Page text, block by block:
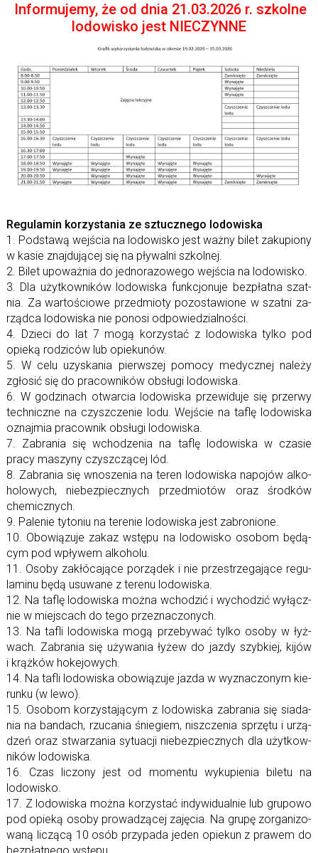
Informujemy, że od dnia 21.03.2026 r. szkolne
lodowisko jest NIECZYNNE
Regulamin ko­rzy­sta­nia ze sztucz­nego lodowiska
1. Podstawą wej­ścia na lo­do­wi­sko jest ważny bi­let za­ku­piony
w ka­sie znaj­du­ją­cej się na pły­walni szkolnej.
2. Bilet upo­waż­nia do jed­no­ra­zo­wego wej­ścia na lodowisko.
3. Dla użyt­kow­ni­ków lo­do­wi­ska funk­cjo­nuje bez­płatna szat­
nia. Za war­to­ściowe przed­mioty po­zo­sta­wione w szatni za­
rządca lo­do­wi­ska nie po­nosi odpowiedzialności.
4. Dzieci do lat 7 mogą ko­rzy­stać z lo­do­wi­ska tylko pod
opieką ro­dzi­ców lub opiekunów.
5. W celu uzy­ska­nia pierw­szej po­mocy me­dycz­nej na­leży
zgło­sić się do pra­cow­ni­ków ob­sługi lodowiska.
6. W go­dzi­nach otwar­cia lo­do­wi­ska prze­wi­duje się prze­rwy
tech­niczne na czysz­cze­nie lodu. Wejście na ta­flę lo­do­wi­ska
oznaj­mia pra­cow­nik ob­sługi lodowiska.
7. Zabrania się wcho­dze­nia na ta­flę lo­do­wi­ska w cza­sie
pracy ma­szyny czysz­czą­cej lód.
8. Zabrania się wno­sze­nia na te­ren lo­do­wi­ska na­po­jów al­ko­
ho­lo­wych, nie­bez­piecz­nych przed­mio­tów oraz środ­ków
chemicznych.
9. Palenie ty­to­niu na te­re­nie lo­do­wi­ska jest zabronione.
10. Obowiązuje za­kaz wstępu na lo­do­wi­sko oso­bom bę­dą­
cym pod wpły­wem alkoholu.
11. Osoby za­kłó­ca­jące po­rzą­dek i nie prze­strze­ga­jące re­gu­
la­minu będą usu­wane z te­renu lodowiska.
12. Na ta­flę lo­do­wi­ska można wcho­dzić i wy­cho­dzić wy­łącz­
nie w miej­scach do tego przeznaczonych.
13. Na ta­fli lo­do­wi­ska mogą prze­by­wać tylko osoby w łyż­
wach. Zabrania się uży­wa­nia ły­żew do jazdy szyb­kiej, ki­jów
i krąż­ków hokejowych.
14. Na ta­fli lo­do­wi­ska obo­wią­zuje jazda w wy­zna­czo­nym kie­
runku (w lewo).
15. Osobom ko­rzy­sta­ją­cym z lo­do­wi­ska za­bra­nia się sia­da­
nia na ban­dach, rzu­ca­nia śnie­giem, nisz­cze­nia sprzętu i urzą­
dzeń oraz stwa­rza­nia sy­tu­acji nie­bez­piecz­nych dla użyt­kow­
ni­ków lodowiska.
16. Czas li­czony jest od mo­mentu wy­ku­pie­nia bi­letu na
lodowisko.
17. Z lo­do­wi­ska można ko­rzy­stać in­dy­wi­du­al­nie lub gru­powo
pod opieką osoby pro­wa­dzą­cej za­ję­cia. Na grupę zor­ga­ni­zo­
waną li­czącą 10 osób przy­pada je­den opie­kun z pra­wem do